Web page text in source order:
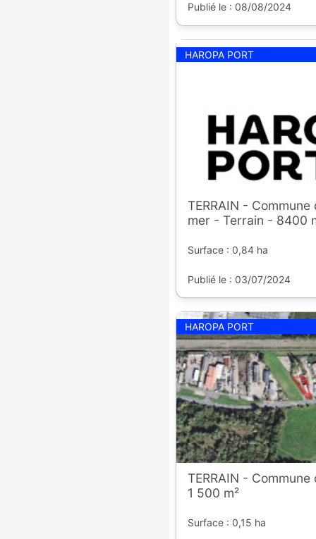
Publié le : 08/08/2024
HAROPA PORT
TERRAIN -
mer - Terrain - 8400
Surface : 0,84 ha
Publié le : 03/07/2024
HAROPA PORT
TERRAIN - Commune
1 500 m²
Surface : 0,15 ha